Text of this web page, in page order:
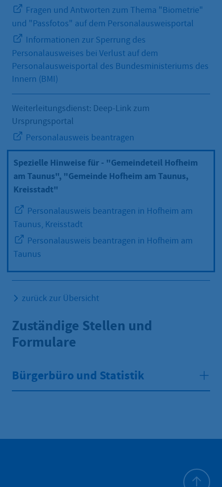
Fragen und Antworten zum Thema "Biometrie"
und "Passfotos" auf dem Personalausweisportal
Informationen zur Sperrung des
Personalausweises bei Verlust auf dem
Personalausweisportal des Bundesministeriums des
Innern (BMI)
Weiterleitungsdienst: Deep-Link zum
Ursprungsportal
Personalausweis beantragen
Spezielle Hinweise für - "Gemeindeteil Hofheim
am Taunus", "Gemeinde Hofheim am Taunus,
Kreisstadt"
Personalausweis beantragen in Hofheim am
Taunus, Kreisstadt
Personalausweis beantragen in Hofheim am
Taunus
zurück zur Übersicht
Zuständige Stellen und
Formulare
Bürgerbüro und Statistik